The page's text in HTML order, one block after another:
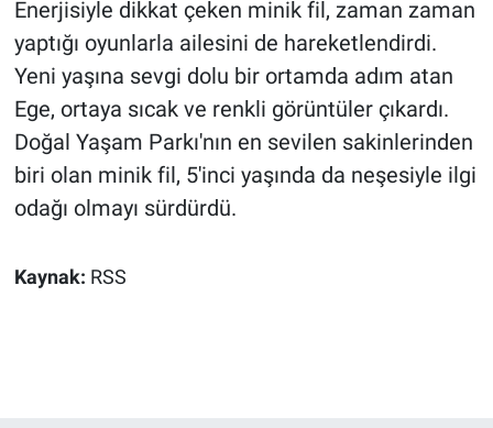
Enerjisiyle dikkat çeken minik fil, zaman zaman
yaptığı oyunlarla ailesini de hareketlendirdi.
Yeni yaşına sevgi dolu bir ortamda adım atan
Ege, ortaya sıcak ve renkli görüntüler çıkardı.
Doğal Yaşam Parkı'nın en sevilen sakinlerinden
biri olan minik fil, 5'inci yaşında da neşesiyle ilgi
odağı olmayı sürdürdü.
Kaynak: RSS